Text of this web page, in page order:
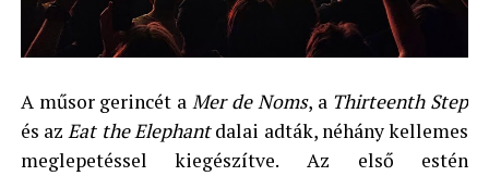
A műsor gerincét aMer de Noms, a Thirteenth Step
és azEat the Elephantdalai adták, néhány kellemes
meglepetéssel kiegészítve. Az első estén